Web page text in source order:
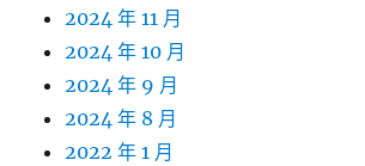
2024 年 11 月
2024 年 10 月
2024 年 9 月
2024 年 8 月
2022 年 1 月